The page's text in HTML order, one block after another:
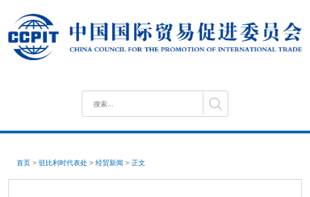
首页 > 驻比利时代表处 > 经贸新闻 > 正文